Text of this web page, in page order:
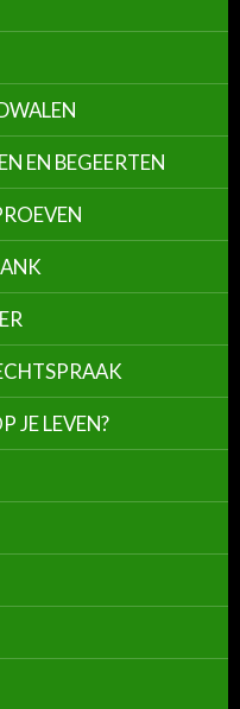
EN BEGEERTEN
JE LEVEN?